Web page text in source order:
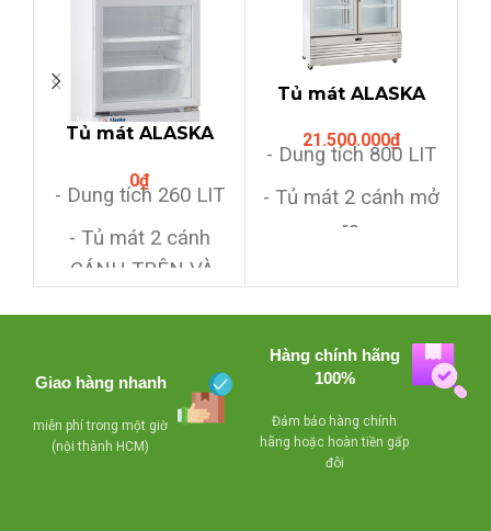
Tủ mát ALASKA
(260Lit,2 cánh
TRÊN DƯỚI)
0₫
- Dung tích 260 LIT
- Tủ mát 2 cánh
,CÁNH TRÊN VÀ
- Có quạt đảo hơi
lạnh,có khoá,dùng
giải nhiệt bằng
Tủ mát ALASKA
lạnh ống
đồng,hiển thị nhiệt
độ)
21.500.000₫
- Dung tích 800 LIT
- Tủ mát 2 cánh mở
ra
- Có quạt đảo hơi
lạnh,có khoá,dùng
giải nhiệt bằng
block để sưởi kiếng
Giao hàng nhanh
miễn phí trong một giờ
(nội thành HCM)
Hàng chính hãng
100%
Đảm bảo hàng chính
hãng hoặc hoàn tiền gấp
đôi